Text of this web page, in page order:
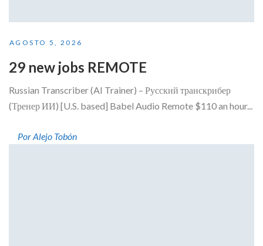
AGOSTO 5, 2026
29 new jobs REMOTE
Russian Transcriber (AI Trainer) – Русский транскрибер
(Тренер ИИ) [U.S. based] Babel Audio Remote $110 an hour...
Por Alejo Tobón